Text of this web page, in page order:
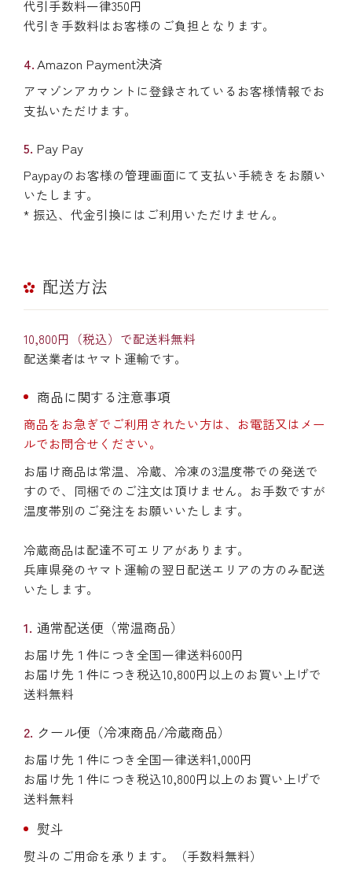
代引手数料一律350円
代引き手数料はお客様のご負担となります。
Amazon Payment決済
アマゾンアカウントに登録されているお客様情報でお
支払いただけます。
Pay Pay
Paypayのお客様の管理画面にて支払い手続きをお願い
いたします。
* 振込、代金引換にはご利用いただけません。
配送方法
10,800円（税込）で配送料無料
配送業者はヤマト運輸です。
商品に関する注意事項
商品をお急ぎでご利用されたい方は、お電話又はメー
ルでお問合せください。
お届け商品は常温、冷蔵、冷凍の3温度帯での発送で
すので、同梱でのご注文は頂けません。お手数ですが
温度帯別のご発注をお願いいたします。
冷蔵商品は配達不可エリアがあります。
兵庫県発のヤマト運輸の翌日配送エリアの方のみ配送
いたします。
通常配送便（常温商品）
お届け先１件につき全国一律送料600円
お届け先１件につき税込10,800円以上のお買い上げで
送料無料
クール便（冷凍商品/冷蔵商品）
お届け先１件につき全国一律送料1,000円
お届け先１件につき税込10,800円以上のお買い上げで
送料無料
熨斗
熨斗のご用命を承ります。（手数料無料）